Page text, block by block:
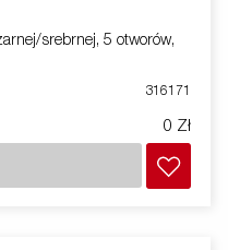
srebrnej, 5 otworów,
316171
0 Zł